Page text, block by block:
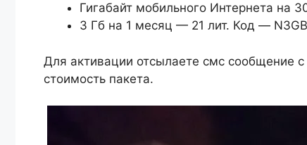
Гигабайт мобильного Интернета на
3 Гб на 1 месяц — 21 лит. Код — N3GB
Для активации отсылаете смс сообщение
стоимость пакета.